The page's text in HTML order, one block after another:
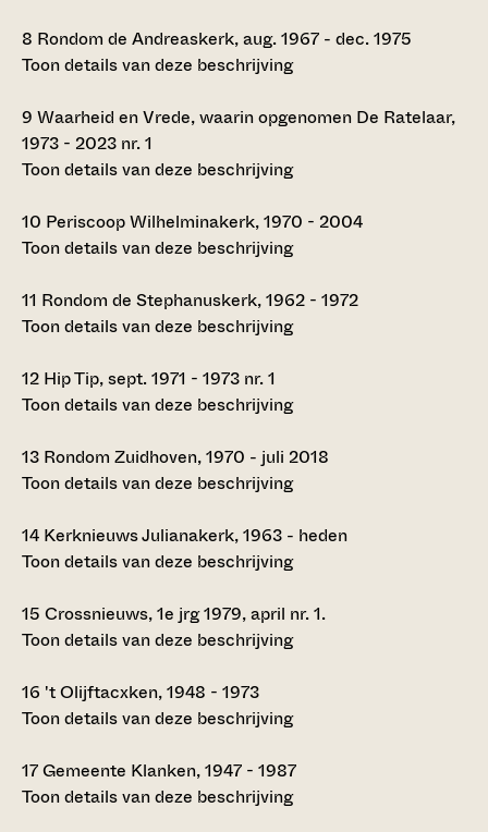
8 Rondom de Andreaskerk, aug. 1967 - dec. 1975
Toon details van deze beschrijving
9 Waarheid en Vrede, waarin opgenomen De Ratelaar,
1973 - 2023 nr. 1
Toon details van deze beschrijving
10 Periscoop Wilhelminakerk, 1970 - 2004
Toon details van deze beschrijving
11 Rondom de Stephanuskerk, 1962 - 1972
Toon details van deze beschrijving
12 Hip Tip, sept. 1971 - 1973 nr. 1
Toon details van deze beschrijving
13 Rondom Zuidhoven, 1970 - juli 2018
Toon details van deze beschrijving
14 Kerknieuws Julianakerk, 1963 - heden
Toon details van deze beschrijving
15 Crossnieuws, 1e jrg 1979, april nr. 1.
Toon details van deze beschrijving
16 't Olijftacxken, 1948 - 1973
Toon details van deze beschrijving
17Gemeente Klanken, 1947 - 1987
Toon details van deze beschrijving